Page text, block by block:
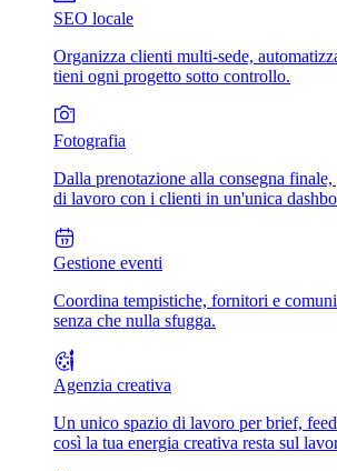
SEO locale
Organizza clienti multi-sede,
tieni ogni progetto sotto controllo.
Fotografia
Dalla prenotazione alla consegna
di lavoro con i clienti in un'unica
Gestione eventi
Coordina tempistiche, fornitori e
senza che nulla sfugga.
Agenzia creativa
Un unico spazio di lavoro per brief,
così la tua energia creativa resta sul